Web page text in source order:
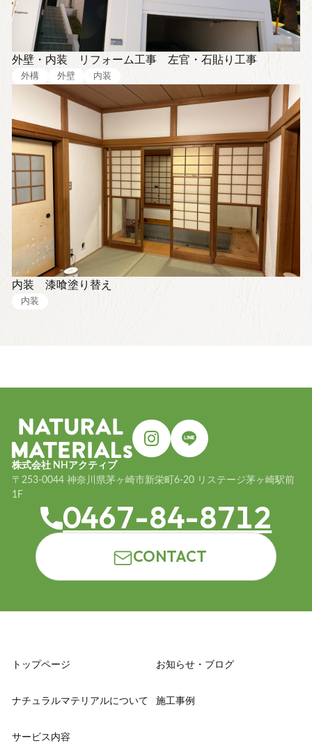
外壁・内装 リフォーム工事 左官・石貼り工事
外構 外壁 内装
内装 漆喰塗り替え
内装
株式会社 NHアクティブ
〒253-0044 神奈川県茅ヶ崎市新栄町6-20 リステージ茅ヶ崎駅前
1F
0467-84-8712
CONTACT
トップページ お知らせ・ブログ
ナチュラルマテリアルについて 施工事例
サービス内容